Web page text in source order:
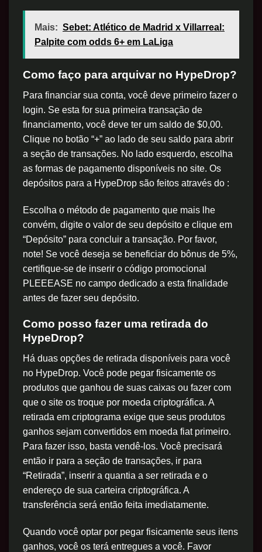
Mais: Sebet: Atlético de Madrid x Villarreal:
Palpite com odds 6+ em LaLiga
Como faço para arquivar no HypeDrop?
Para financiar sua conta, você deve primeiro fazer o
login. Se esta for sua primeira transação de
financiamento, você deve ter um saldo de $0,00.
Clique no botão “+” ao lado de seu saldo para abrir
a seção de transações. No lado esquerdo, escolha
as formas de pagamento disponíveis no site. Os
depósitos para a HypeDrop são feitos através do :
Escolha o método de pagamento que mais lhe
convém, digite o valor de seu depósito e clique em
“Depósito” para concluir a transação. Por favor,
note! Se você deseja se beneficiar do bônus de 5%,
certifique-se de inserir o código promocional
PLEEEASE no campo dedicado a esta finalidade
antes de fazer seu depósito.
Como posso fazer uma retirada do
HypeDrop?
Há duas opções de retirada disponíveis para você
no HypeDrop. Você pode pegar fisicamente os
produtos que ganhou de suas caixas ou fazer com
que o site os troque por moeda criptográfica. A
retirada em criptograma exige que seus produtos
ganhos sejam convertidos em moeda fiat primeiro.
Para fazer isso, basta vendê-los. Você precisará
então ir para a seção de transações, ir para
“Retirada”, inserir a quantia a ser retirada e o
endereço de sua carteira criptográfica. A
transferência será então feita imediatamente.
Quando você optar por pegar fisicamente seus itens
ganhos, você os terá entregues a você. Favor